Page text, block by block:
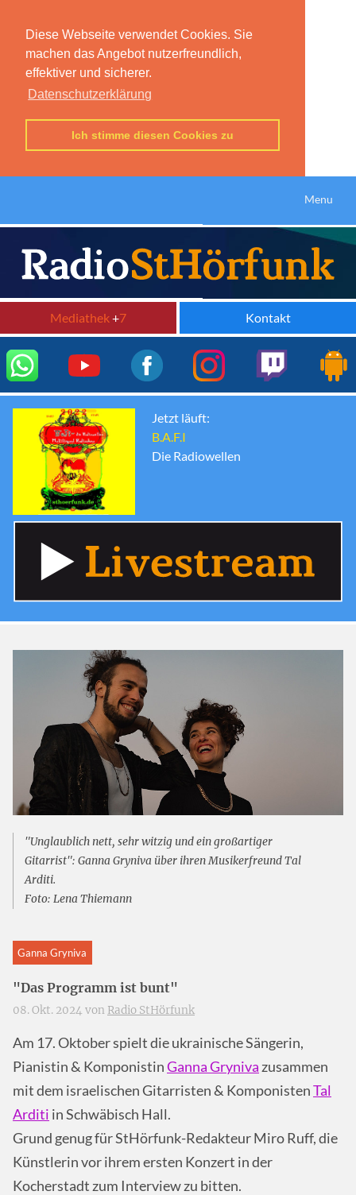
Diese Webseite verwendet Cookies. Sie
machen das Angebot nutzerfreundlich,
effektiver und sicherer.
Datenschutzerklärung
Ich stimme diesen Cookies zu
Menu
Mediathek+7 Kontakt
Jetzt läuft:
B.A.F.I
Die Radiowellen
"Unglaublich nett, sehr witzig und ein großartiger
Gitarrist": Ganna Gryniva über ihren Musikerfreund Tal
Arditi.
Foto: Lena Thiemann
Ganna Gryniva
"Das Programm ist bunt"
08. Okt. 2024 von Radio StHörfunk
Am 17. Oktober spielt die ukrainische Sängerin,
Pianistin & KomponistinGanna Gryniva zusammen
mit dem israelischen Gitarristen & KomponistenTal
Arditi in Schwäbisch Hall.
Grund genug für StHörfunk-Redakteur Miro Ruff, die
Künstlerin vor ihrem ersten Konzert in der
Kocherstadt zum Interview zu bitten.